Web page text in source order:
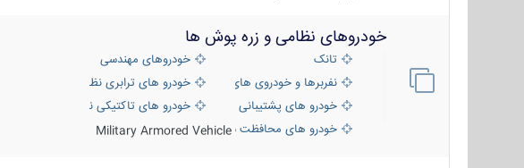
خودروهای نظامی و زره پوش ها
تانک
خودروهای مهندسی
نفربرها و خودروی های رزمی پیاده نظامخودرو های ترابری نظامی
خودرو های پشتیبانی آتش ، شناسایی و ضد تانک
خودرو های تاکتیکی نظامی
خودرو های محافظت شدهMilitary Armored Vehicle